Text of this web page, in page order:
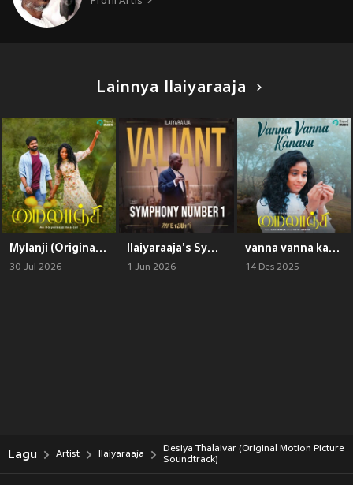
Lainnya Ilaiyaraaja
Mylanji (Original Motion Picture Soundtrack)
30 Jul 2026
Ilaiyaraaja's Symphony Number 1 - Valiant
1 Jun 2026
vanna vanna kanavu (From "Mylanji")
14 Des 2025
Lagu Artist Ilaiyaraaja
Desiya Thalaivar (Original Motion Picture
Soundtrack)